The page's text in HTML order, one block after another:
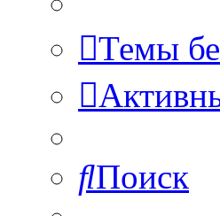
Темы
Поиск